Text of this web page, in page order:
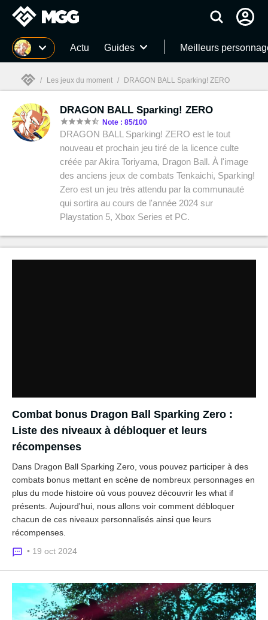
MGG Actu Guides Meilleurs
MGG
/ Les jeux du moment / DRAGON BALL Sparking! ZERO
DRAGON BALL Sparking! ZERO
Note : 85/100
DRAGON BALL Sparking! ZERO est le tout
nouveau et prochain jeu tiré de la licence culte
créée par Akira Toriyama, Dragon Ball. À l'image
des anciens jeux de combats Tenkaichi, Sparking!
Zero est un jeu très attendu par la communauté
qui sortira au cours de l'année 2024 sur
Playstation 5, Xbox Series et PC.
Combat bonus Dragon Ball Sparking Zero :
Liste des niveaux à débloquer et leurs
récompenses
Dans Dragon Ball Sparking Zero, vous pouvez participer à des
combats bonus mettant en scène de nombreux personnages en
plus du mode histoire où vous pouvez découvrir les what if
présents. Aujourd'hui, nous allons voir comment débloquer
chacun de ces niveaux personnalisés ainsi que leurs
récompenses.
• 19 oct 2024